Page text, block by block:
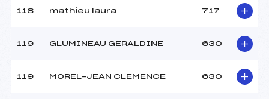
118 mathieu laura 717
119 GLUMINEAU GERALDINE 630
119 MOREL-JEAN CLEMENCE 630